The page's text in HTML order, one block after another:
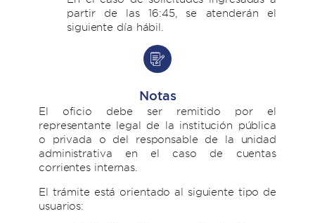
partir de las 16:45, se atenderán el
siguiente día hábil.
Notas
El oficio debe ser remitido por el
representante legal de la institución pública
o privada o del responsable de la unidad
administrativa en el caso de cuentas
corrientes internas.
El trámite está orientado al siguiente tipo de
usuarios: